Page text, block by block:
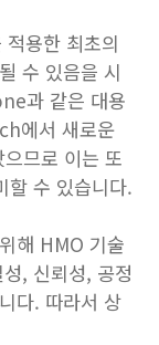
용한 최초의
수 있음을 시
과 같은 대용
에서 새로운
므로 이는 또
할 수 있습니다.
해 HMO 기술
, 신뢰성, 공정
다. 따라서 상